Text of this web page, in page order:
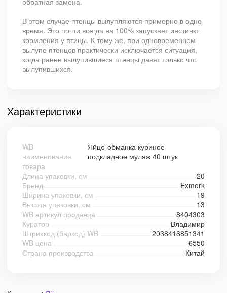
В этом случае птенцы вылупляются примерно в одно
время. Это почти всегда на 100% запускает инстинкт
кормления у птицы. К тому же, при одновременном
вылупе птенцов практически исключается ситуация,
когда ранее вылупившиеся птенцы давят только что
вылупившихся.
Характеристики
WB
наименование
товара
Яйцо-обманка куриное
подкладное муляж 40 штук
Длина упаковки, см
20
Бренд
Exmork
Ширина упаковки, см
19
Высота упаковки, см
13
WB артикул продавца
8404303
Куратор
Владимир
Штрихкод (баркод) WB
2038416851341
WB цена
6550
Страна производства
Китай